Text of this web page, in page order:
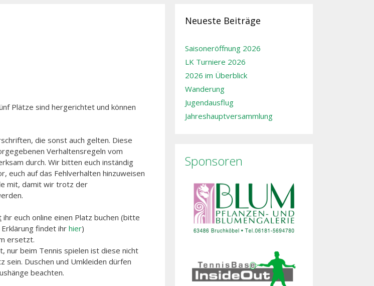
Plätze sind hergerichtet und können
die sonst auch gelten. Diese
Verhaltensregeln vom
durch. Wir bitten euch inständig
euch auf das Fehlverhalten hinzuweisen
mit, damit wir trotz der
ihr euch online einen Platz buchen (bitte
findet ihrhier)
ersetzt.
nur beim Tennis spielen ist diese nicht
sein. Duschen und Umkleiden dürfen
beachten.
Neueste Beiträge
Saisoneröffnung 2026
LK Turniere 2026
2026 im Überblick
Wanderung
Jugendausflug
Jahreshauptversammlung
Sponsoren